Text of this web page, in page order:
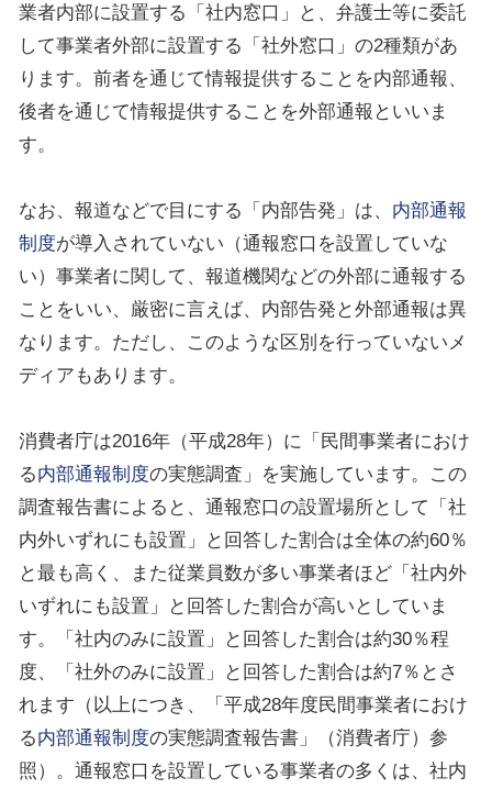
業者内部に設置する「社内窓口」と、弁護士等に委託
して事業者外部に設置する「社外窓口」の2種類があ
ります。前者を通じて情報提供することを内部通報、
後者を通じて情報提供することを外部通報といいま
す。
なお、報道などで目にする「内部告発」は、 内部通報
制度が導入されていない（通報窓口を設置していな
い）事業者に関して、報道機関などの外部に通報する
ことをいい、厳密に言えば、内部告発と外部通報は異
なります。ただし、このような区別を行っていないメ
ディアもあります。
消費者庁は2016年（平成28年）に「民間事業者におけ
る内部通報制度の実態調査」を実施しています。この
調査報告書によると、通報窓口の設置場所として「社
内外いずれにも設置」と回答した割合は全体の約60％
と最も高く、また従業員数が多い事業者ほど「社内外
いずれにも設置」と回答した割合が高いとしていま
す。「社内のみに設置」と回答した割合は約30％程
度、「社外のみに設置」と回答した割合は約7％とさ
れます（以上につき、「平成28年度民間事業者におけ
る内部通報制度の実態調査報告書」（消費者庁）参
照）。通報窓口を設置している事業者の多くは、社内